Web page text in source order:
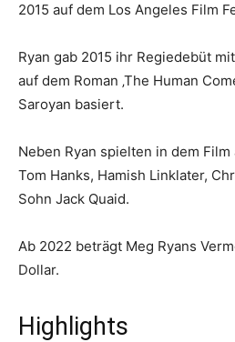
2015 auf dem Los Angeles Film
Ryan gab 2015 ihr Regiedebüt mit
auf dem Roman ‚The Human
Saroyan basiert.
Neben Ryan spielten in dem Film
Tom Hanks, Hamish Linklater,
Sohn Jack Quaid.
Ab 2022 beträgt Meg Ryans
Dollar.
Highlights